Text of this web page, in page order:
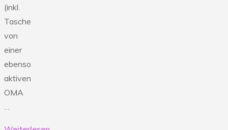
(inkl.
Tasche
von
einer
ebenso
aktiven
OMA